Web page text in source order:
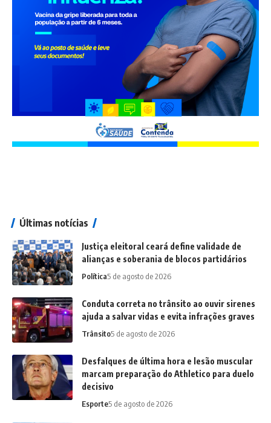
Últimas notícias
Justiça eleitoral ceará define validade de
alianças e soberania de blocos partidários
Política5 de agosto de 2026
Conduta correta no trânsito ao ouvir sirenes
ajuda a salvar vidas e evita infrações graves
Trânsito5 de agosto de 2026
Desfalques de última hora e lesão muscular
marcam preparação do Athletico para duelo
decisivo
Esporte5 de agosto de 2026